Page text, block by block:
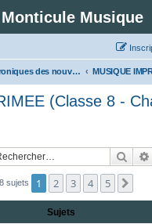
Musique
Chroniques des nouveautés musicales : Pour voir les visuels des notices vous devez vous enregistrer.
(Classe 8 -
sujets 1 2 3 4 5
Sujets